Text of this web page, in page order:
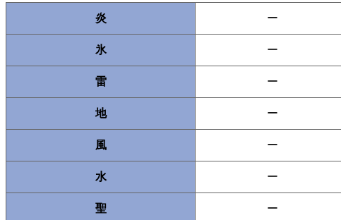
炎 ー
氷 ー
雷 ー
地 ー
風 ー
水 ー
聖 ー